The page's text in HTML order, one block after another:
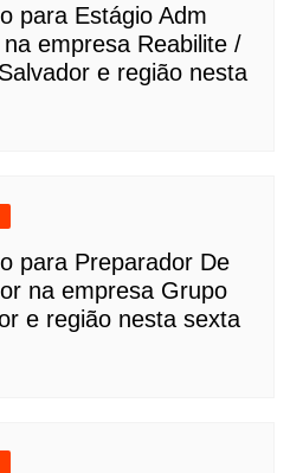
para Estágio Adm
empresa Reabilite /
e região nesta
para Preparador De
na empresa Grupo
e região nesta sexta